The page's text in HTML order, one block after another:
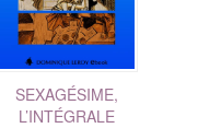
SEXAGÉSIME,
L’INTÉGRALE